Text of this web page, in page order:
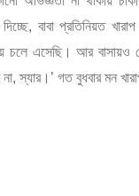
বাবা প্রতিনিয়ত
চলে এসেছি। আর বাসায়ও
স্যার।’ গত বুধবার মন